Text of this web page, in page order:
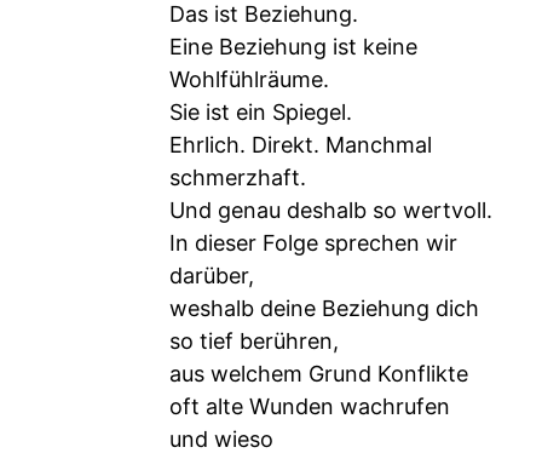
Das ist Beziehung.
Eine Beziehung ist keine
Wohlfühlräume.
Sie ist ein Spiegel.
Ehrlich. Direkt. Manchmal
schmerzhaft.
Und genau deshalb so wertvoll.
In dieser Folge sprechen wir
darüber,
weshalb deine Beziehung dich
so tief berühren,
aus welchem Grund Konflikte
oft alte Wunden wachrufen
und wieso